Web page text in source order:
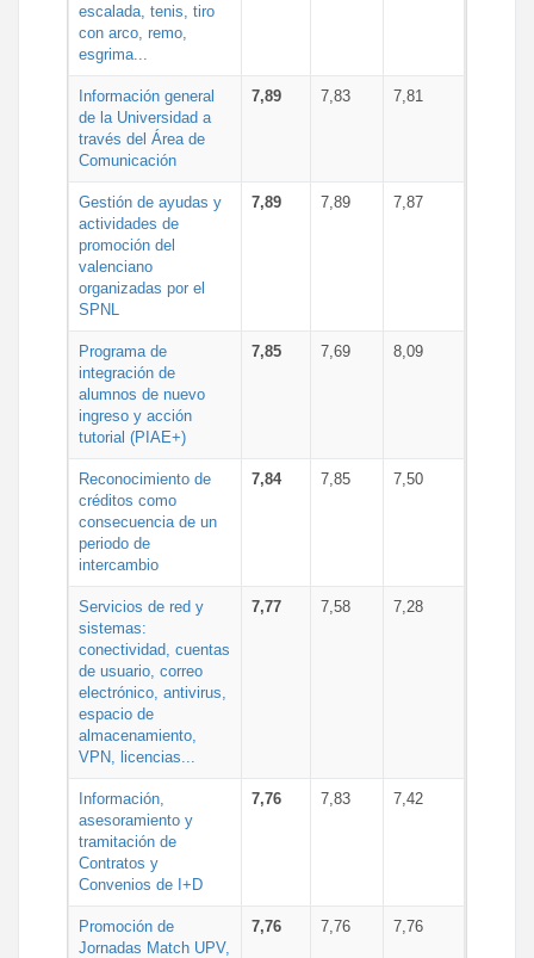
escalada, tenis, tiro
con arco, remo,
esgrima...
Información general
de la Universidad a
través del Área de
Comunicación
7,89 7,83 7,81
Gestión de ayudas y
actividades de
promoción del
valenciano
organizadas por el
SPNL
7,89 7,89 7,87
Programa de
integración de
alumnos de nuevo
ingreso y acción
tutorial (PIAE+)
7,85 7,69 8,09
Reconocimiento de
créditos como
consecuencia de un
periodo de
intercambio
7,84 7,85 7,50
Servicios de red y
sistemas:
conectividad, cuentas
de usuario, correo
electrónico, antivirus,
espacio de
almacenamiento,
VPN, licencias...
7,77 7,58 7,28
Información,
asesoramiento y
tramitación de
Contratos y
Convenios de I+D
7,76 7,83 7,42
Promoción de
Jornadas Match UPV,
7,76 7,76 7,76